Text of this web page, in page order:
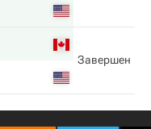
Завершен